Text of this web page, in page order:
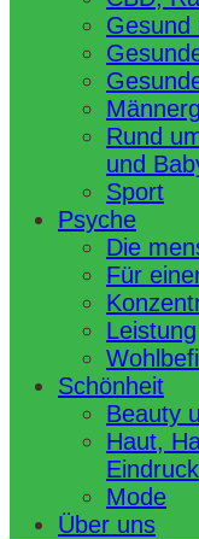
Gesund
Rund
und
Sport
Psyche
Die
Für
Leistung
Schönheit
Beauty
Haut,
Eindruck
Mode
Über uns